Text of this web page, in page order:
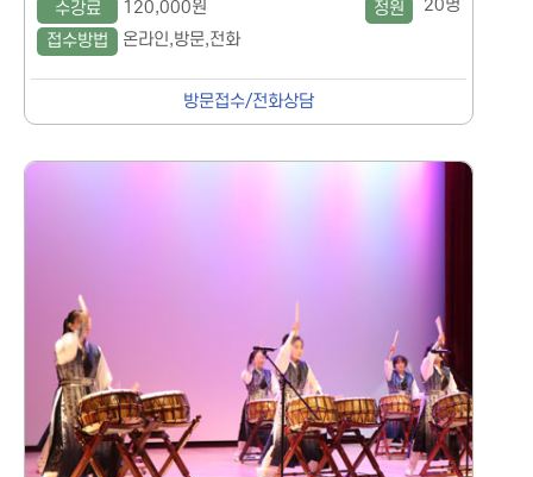
방문접수/전화상담
수강료
120,000원 정원
20명
접수방법
온라인,방문,전화